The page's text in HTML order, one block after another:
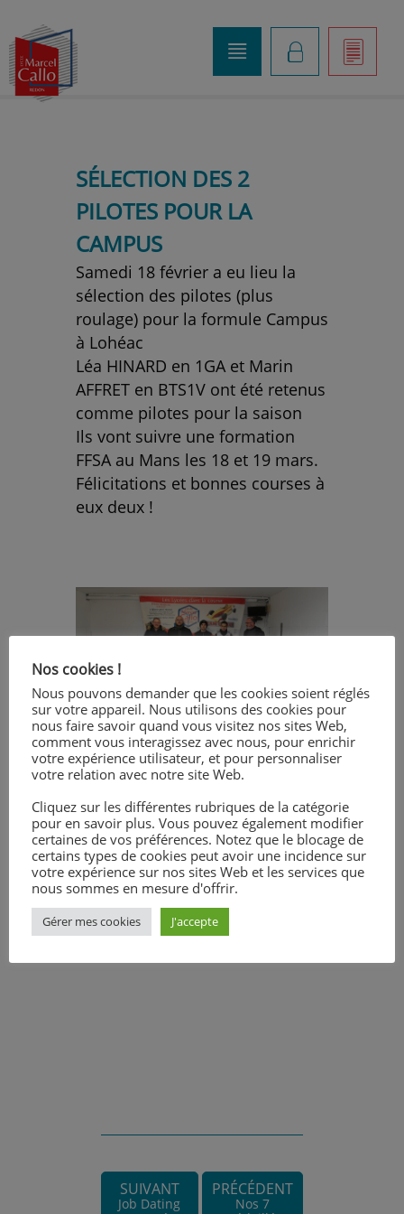
]
K
o
SÉLECTION DES 2
PILOTES POUR LA
CAMPUS
Samedi 18 février a eu lieu la
sélection des pilotes (plus
roulage) pour la formule Campus
à Lohéac
Léa HINARD en 1GA et Marin
AFFRET en BTS1V ont été retenus
comme pilotes pour la saison
Ils vont suivre une formation
FFSA au Mans les 18 et 19 mars.
Félicitations et bonnes courses à
eux deux !
SUIVANT
Job Dating
PRÉCÉDENT
Nos 7
Nos cookies !
Nous pouvons demander que les cookies soient réglés
sur votre appareil. Nous utilisons des cookies pour
nous faire savoir quand vous visitez nos sites Web,
comment vous interagissez avec nous, pour enrichir
votre expérience utilisateur, et pour personnaliser
votre relation avec notre site Web.
Cliquez sur les différentes rubriques de la catégorie
pour en savoir plus. Vous pouvez également modifier
certaines de vos préférences. Notez que le blocage de
certains types de cookies peut avoir une incidence sur
votre expérience sur nos sites Web et les services que
nous sommes en mesure d'offrir.
Gérer mes cookies J'accepte